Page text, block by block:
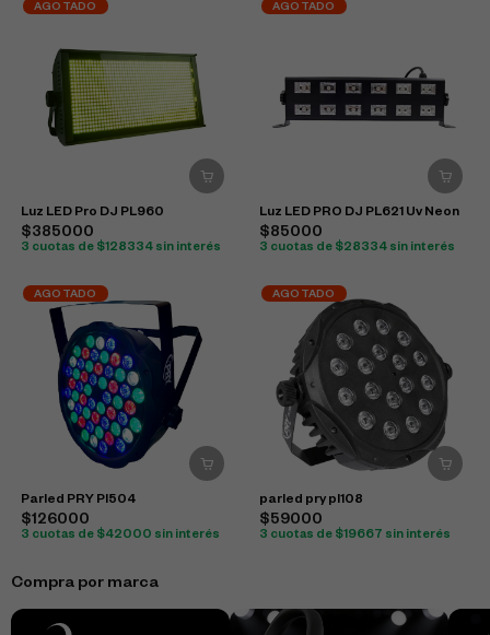
AGOTADO
Luz LED Pro DJ PL960
$385000
3 cuotas de $128334 sin interés
AGOTADO
Luz LED PRO DJ PL621 Uv Neon
$85000
3 cuotas de $28334 sin interés
AGOTADO
Parled PRY Pl504
$126000
3 cuotas de $42000 sin interés
AGOTADO
parled pry pl108
$59000
3 cuotas de $19667 sin interés
Compra por marca